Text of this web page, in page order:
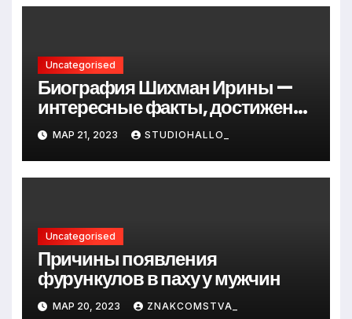
Uncategorised
Биография Шихман Ирины —
интересные факты, достижения
и путь к успеху
МАР 21, 2023 STUDIOHALLO_
Uncategorised
Причины появления
фурункулов в паху у мужчин
МАР 20, 2023 ZNAKCOMSTVA_